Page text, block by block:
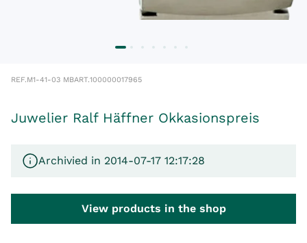
REF.M1-41-03 MBART.100000017965
Juwelier Ralf Häffner Okkasionspreis
Archivied in 2014-07-17 12:17:28
View products in the shop